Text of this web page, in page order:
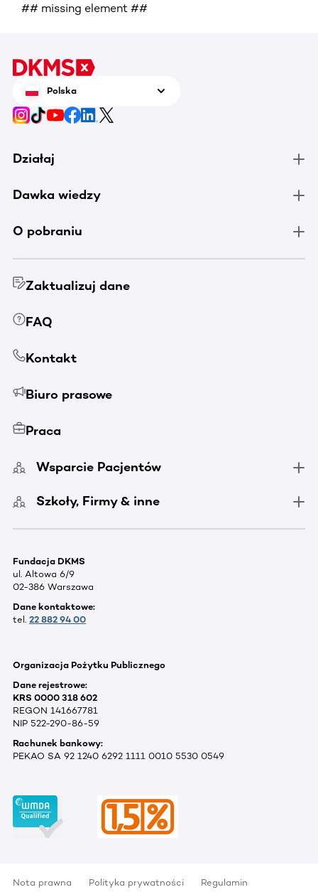
## missing element ##
Polska
Działaj
Dawka wiedzy
O pobraniu
Zaktualizuj dane
FAQ
Kontakt
Biuro prasowe
Praca
Wsparcie Pacjentów
Szkoły, Firmy & inne
Fundacja DKMS
ul. Altowa 6/9
02-386 Warszawa
Dane kontaktowe:
tel. 22 882 94 00
Organizacja Pożytku Publicznego
Dane rejestrowe:
KRS 0000 318 602
REGON 141667781
NIP 522-290-86-59
Rachunek bankowy:
PEKAO SA 92 1240 6292 1111 0010 5530 0549
Nota prawna Polityka prywatności Regulamin